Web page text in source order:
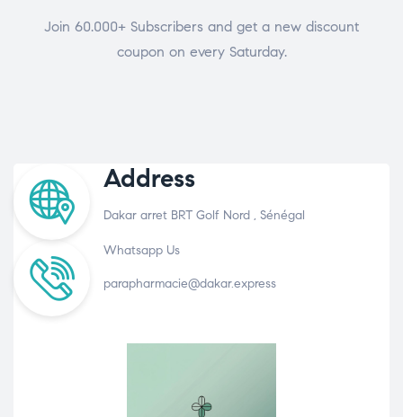
Join 60.000+ Subscribers and get a new discount
coupon on every Saturday.
Address
Dakar arret BRT Golf Nord , Sénégal
Whatsapp Us
parapharmacie@dakar.express